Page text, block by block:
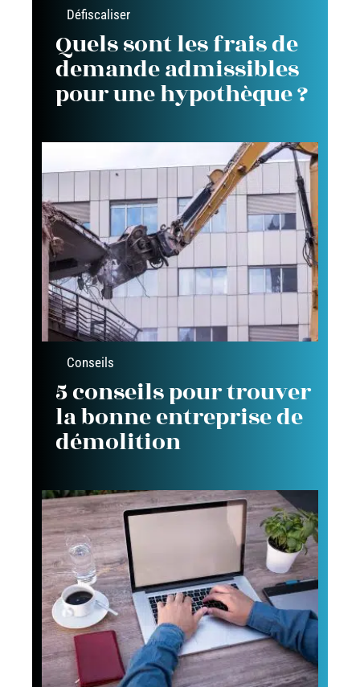
Défiscaliser
Quels sont les frais de
demande admissibles
pour une hypothèque ?
Conseils
5 conseils pour trouver
la bonne entreprise de
démolition